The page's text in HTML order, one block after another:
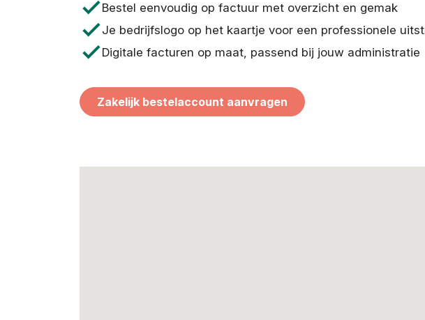
checkBestel eenvoudig op factuur met overzicht en gemak
checkJe bedrijfslogo op het kaartje voor een professionele
checkDigitale facturen op maat, passend bij jouw administratie
Zakelijk bestelaccount aanvragen